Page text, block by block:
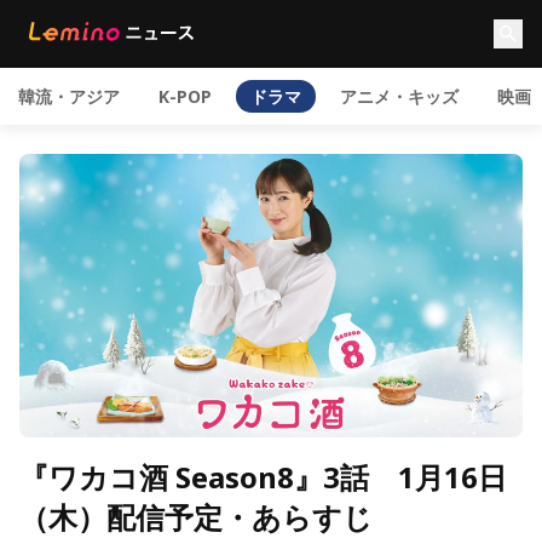
韓流・アジア K-POP ドラマ アニメ・キッズ 映画
『ワカコ酒 Season8』3話 1月16日
（木）配信予定・あらすじ